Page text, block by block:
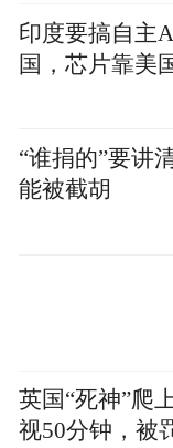
本届博览会引
自全球68个
家、投资商
外国政要或
员、驻华使
部、商务部、
予支持指导
印度要搞自主
国，芯片靠美
“谁捐的”要讲
能被截胡
英国“死神”爬
视50分钟，被